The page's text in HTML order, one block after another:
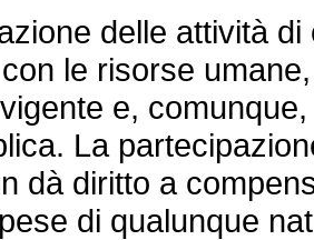
delle attività di
le risorse
e,
La
dà diritto a
di qualunque